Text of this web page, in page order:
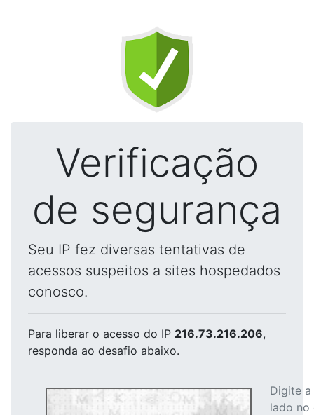
Verificação
de segurança
Seu IP fez diversas tentativas de
acessos suspeitos a sites hospedados
conosco.
Para liberar o acesso do IP 216.73.216.206,
responda ao desafio abaixo.
Digite
lado no